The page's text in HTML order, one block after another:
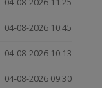
04-08-2026 10:45
04-08-2026 10:13
04-08-2026 09:30